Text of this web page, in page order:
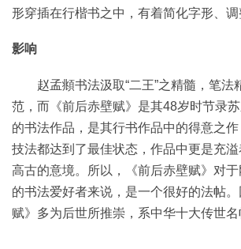
形穿插在行楷书之中，有着简化字形、调
影响
赵孟頫书法汲取“二王”之精髓，笔法
范，而《前后赤壁赋》是其48岁时节录
的书法作品，是其行书作品中的得意之
技法都达到了最佳状态，作品中更是充
高古的意境。所以，《前后赤壁赋》对
的书法爱好者来说，是一个很好的法帖
赋》多为后世所推崇，系中华十大传世名